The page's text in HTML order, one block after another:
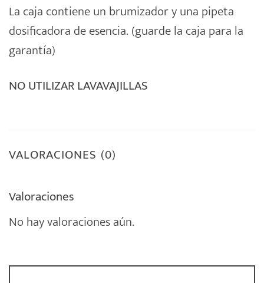
La caja contiene un brumizador y una pipeta
dosificadora de esencia. (guarde la caja para la
garantía)
NO UTILIZAR LAVAVAJILLAS
VALORACIONES (0)
Valoraciones
No hay valoraciones aún.